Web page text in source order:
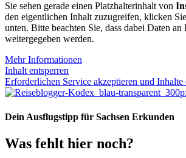
Sie sehen gerade einen Platzhalterinhalt von
den eigentlichen Inhalt zuzugreifen, klicken
unten. Bitte beachten Sie, dass dabei Daten
weitergegeben werden.
Mehr Informationen
Inhalt entsperren
Erforderlichen Service akzeptieren und Inhalte
Dein Ausflugstipp für Sachsen Erkunden
Was fehlt hier noch?